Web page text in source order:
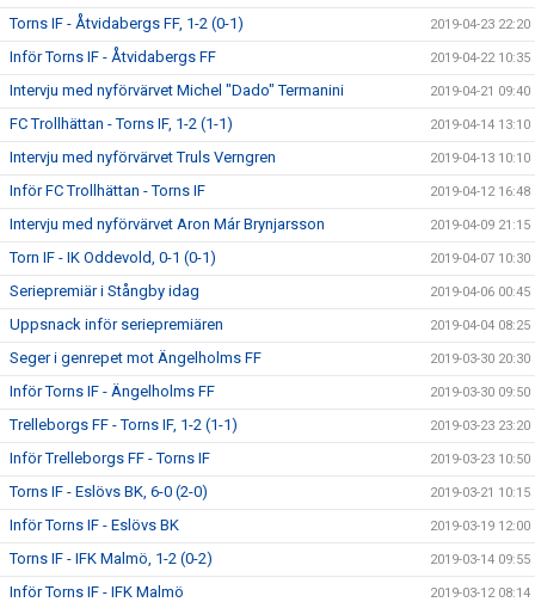
Torns IF - Åtvidabergs FF, 1-2 (0-1) 2019-04-23 22:20
Inför Torns IF - Åtvidabergs FF 2019-04-22 10:35
Intervju med nyförvärvet Michel "Dado" Termanini 2019-04-21 09:40
FC Trollhättan - Torns IF, 1-2 (1-1) 2019-04-14 13:10
Intervju med nyförvärvet Truls Verngren 2019-04-13 10:10
Inför FC Trollhättan - Torns IF 2019-04-12 16:48
Intervju med nyförvärvet Aron Már Brynjarsson 2019-04-09 21:15
Torn IF - IK Oddevold, 0-1 (0-1) 2019-04-07 10:30
Seriepremiär i Stångby idag 2019-04-06 00:45
Uppsnack inför seriepremiären 2019-04-04 08:25
Seger i genrepet mot Ängelholms FF 2019-03-30 20:30
Inför Torns IF - Ängelholms FF 2019-03-30 09:50
Trelleborgs FF - Torns IF, 1-2 (1-1) 2019-03-23 23:20
Inför Trelleborgs FF - Torns IF 2019-03-23 10:50
Torns IF - Eslövs BK, 6-0 (2-0) 2019-03-21 10:15
Inför Torns IF - Eslövs BK 2019-03-19 12:00
Torns IF - IFK Malmö, 1-2 (0-2) 2019-03-14 09:55
Inför Torns IF - IFK Malmö 2019-03-12 08:14